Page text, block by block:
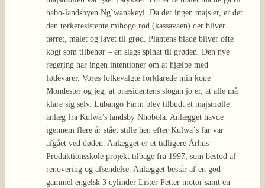
nabo-landsbyen Ng`wanakeyi. Da der ingen majs er, er det
den tørkeresistente mihogo rod (kassavaen) der bliver
tørret, malet og lavet til grød. Plantens blade bliver ofte
kogt som tilbehør – en slags spinat til grøden. Den nye
regering har ingen intentioner om at hjælpe med
fødevarer. Vores folkevalgte forklarede min kone
Mondester og jeg, at præsidentens slogan jo er, at alle må
klare sig selv. Lubango Farm blev tilbudt et majsmølle
anlæg fra Kulwa’s landsby Nhobola. Anlægget havde
igennem flere år stået stille hen efter Kulwa´s far var
afgået ved døden. Anlægget er et tidligere Århus
Produktionsskole projekt tilbage fra 1997, som bestod af
renovering og afsendelse. Anlægget består af en god
gammel engelsk 3 cylinder Lister Petter motor samt en